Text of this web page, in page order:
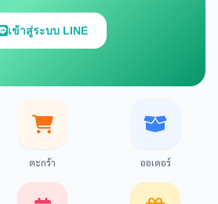
เข้าสู่ระบบ LINE
ตะกร้า ออเดอร์